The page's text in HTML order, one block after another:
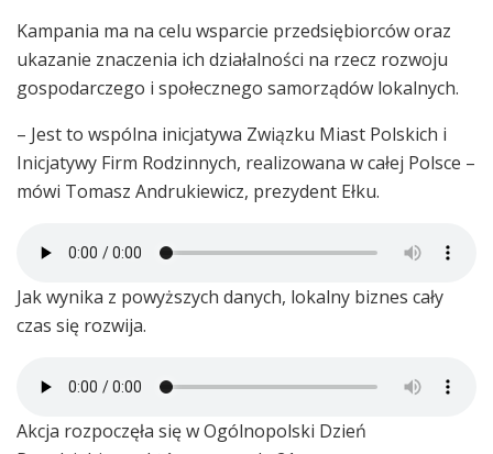
Kampania ma na celu wsparcie przedsiębiorców oraz
ukazanie znaczenia ich działalności na rzecz rozwoju
gospodarczego i społecznego samorządów lokalnych.
– Jest to wspólna inicjatywa Związku Miast Polskich i
Inicjatywy Firm Rodzinnych, realizowana w całej Polsce –
mówi Tomasz Andrukiewicz, prezydent Ełku.
Jak wynika z powyższych danych, lokalny biznes cały
czas się rozwija.
Akcja rozpoczęła się w Ogólnopolski Dzień